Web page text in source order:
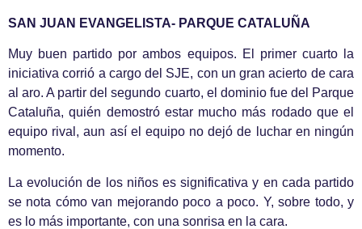
SAN JUAN EVANGELISTA- PARQUE CATALUÑA
Muy buen partido por ambos equipos. El primer cuarto la
iniciativa corrió a cargo del SJE, con un gran acierto de cara
al aro. A partir del segundo cuarto, el dominio fue del Parque
Cataluña, quién demostró estar mucho más rodado que el
equipo rival, aun así el equipo no dejó de luchar en ningún
momento.
La evolución de los niños es significativa y en cada partido
se nota cómo van mejorando poco a poco. Y, sobre todo, y
es lo más importante, con una sonrisa en la cara.